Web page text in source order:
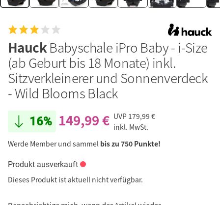
HauckBabyschale iPro Baby - i-Size
(ab Geburt bis 18 Monate) inkl.
Sitzverkleinerer und Sonnenverdeck
- Wild Blooms Black
16% 149,99 € UVP 179,99 €
inkl. MwSt.
Werde Member und sammel bis zu 750 Punkte!
Produkt ausverkauft
Dieses Produkt ist aktuell nicht verfügbar.